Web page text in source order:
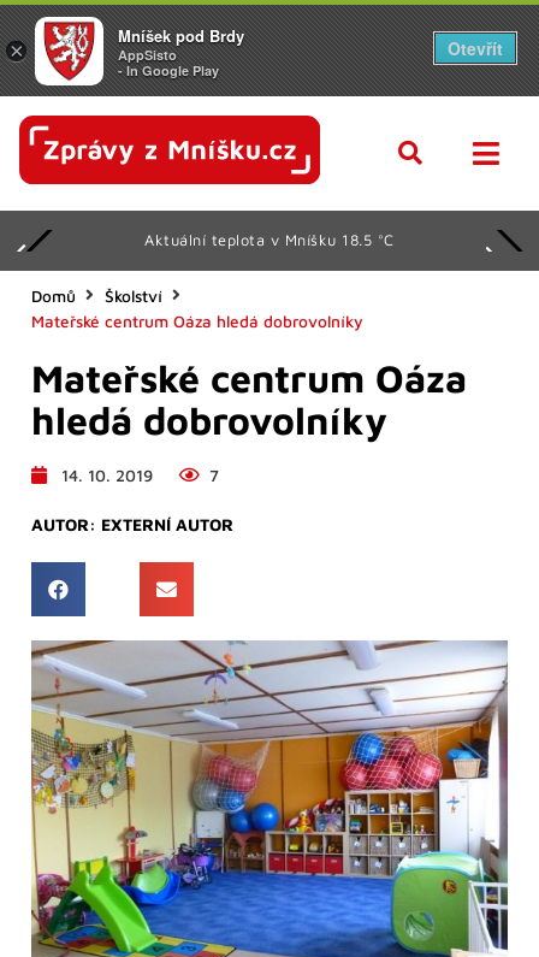
Aktuální teplota v Mníšku 18.5 °C
Domů
Školství
Mateřské centrum Oáza hledá dobrovolníky
Mateřské centrum Oáza
hledá dobrovolníky
14. 10. 2019 7
AUTOR: EXTERNÍ AUTOR
×
Mníšek pod Brdy
AppSisto
- In Google Play
Otevřít